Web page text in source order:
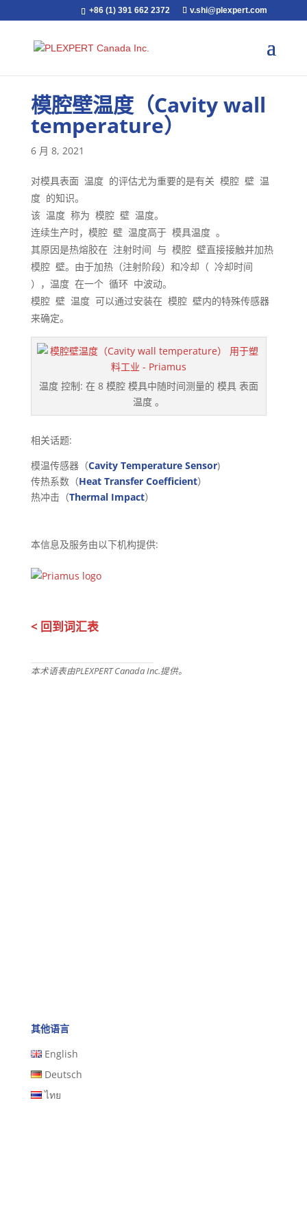
+86 (1) 391 662 2372 v.shi@plexpert.com
模腔壁温度（Cavity wall
temperature）
6 月 8, 2021
对模具表面 温度 的评估尤为重要的是有关 模腔 壁 温
度 的知识。
该 温度 称为 模腔 壁 温度。
连续生产时，模腔 壁 温度高于 模具温度 。
其原因是热熔胶在 注射时间 与 模腔 壁直接接触并加热
模腔 壁。由于加热（注射阶段）和冷却（ 冷却时间
），温度 在一个 循环 中波动。
模腔 壁 温度 可以通过安装在 模腔 壁内的特殊传感器
来确定。
温度 控制: 在 8 模腔 模具中随时间测量的 模具 表面
温度 。
相关话题:
模温传感器（Cavity Temperature Sensor)
传热系数（Heat Transfer Coefficient）
热冲击（Thermal Impact）
本信息及服务由以下机构提供:
< 回到词汇表
本术语表由PLEXPERT Canada Inc.提供。
其他语言
English
Deutsch
ไทย